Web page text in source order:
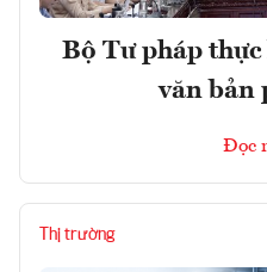
Bộ Tư pháp
văn bản
Đọc
Thị trường